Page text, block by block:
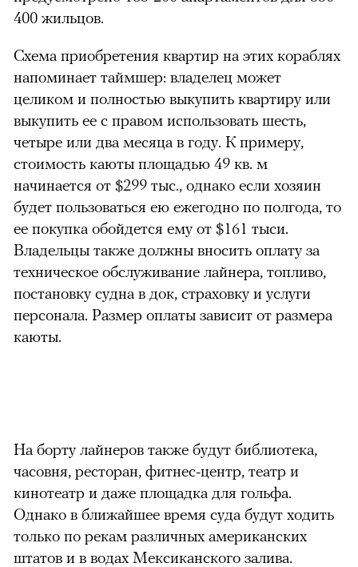
400 жильцов.
Схема приобретения квартир на этих кораблях
напоминает таймшер: владелец может
целиком и полностью выкупить квартиру или
выкупить ее с правом использовать шесть,
четыре или два месяца в году. К примеру,
стоимость каюты площадью 49 кв. м
начинается от $299 тыс., однако если хозяин
будет пользоваться ею ежегодно по полгода, то
ее покупка обойдется ему от $161 тыси.
Владельцы также должны вносить оплату за
техническое обслуживание лайнера, топливо,
постановку судна в док, страховку и услуги
персонала. Размер оплаты зависит от размера
каюты.
На борту лайнеров также будут библиотека,
часовня, ресторан, фитнес-центр, театр и
кинотеатр и даже площадка для гольфа.
Однако в ближайшее время суда будут ходить
только по рекам различных американских
штатов и в водах Мексиканского залива.